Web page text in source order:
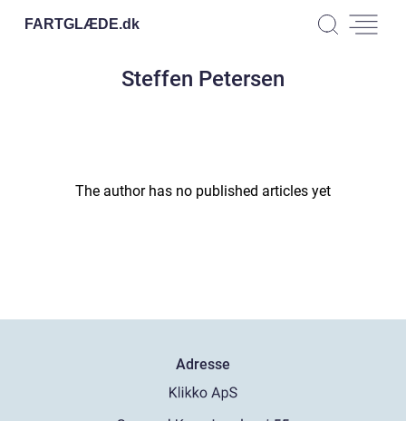
FARTGLÆDE.dk
Steffen Petersen
The author has no published articles yet
Adresse